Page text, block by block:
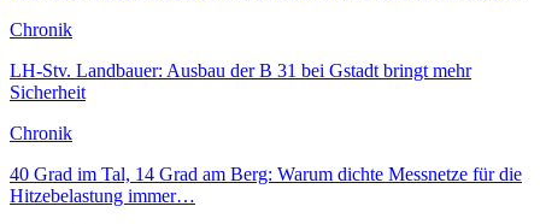
Chronik
LH-Stv. Landbauer: Ausbau der B 31 bei Gstadt bringt mehr
Sicherheit
Chronik
40 Grad im Tal, 14 Grad am Berg: Warum dichte Messnetze für die
Hitzebelastung immer…